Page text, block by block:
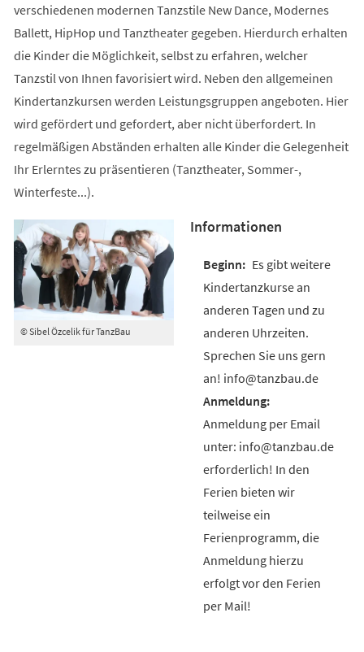
verschiedenen modernen Tanzstile New Dance, Modernes
Ballett, HipHop und Tanztheater gegeben. Hierdurch erhalten
die Kinder die Möglichkeit, selbst zu erfahren, welcher
Tanzstil von Ihnen favorisiert wird. Neben den allgemeinen
Kindertanzkursen werden Leistungsgruppen angeboten. Hier
wird gefördert und gefordert, aber nicht überfordert. In
regelmäßigen Abständen erhalten alle Kinder die Gelegenheit
Ihr Erlerntes zu präsentieren (Tanztheater, Sommer-,
Winterfeste...).
© Sibel Özcelik für TanzBau
Informationen
Es gibt weitere
Kindertanzkurse an
anderen Tagen und zu
anderen Uhrzeiten.
Sprechen Sie uns gern
an! info@tanzbau.de
Anmeldung per Email
unter: info@tanzbau.de
erforderlich! In den
Ferien bieten wir
teilweise ein
Ferienprogramm, die
Anmeldung hierzu
erfolgt vor den Ferien
per Mail!